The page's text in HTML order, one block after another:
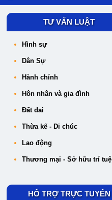
TƯ VẤN LUẬT
Hình sự
Dân Sự
Hành chính
Hôn nhân và gia đình
Đất đai
Thừa kế - Di chúc
Lao động
Thương mại - Sở hữu trí tuệ
HỔ TRỢ TRỰC TUYẾN